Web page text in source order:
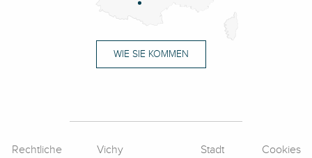
WIE SIE KOMMEN
Rechtliche Vichy Stadt Cookies